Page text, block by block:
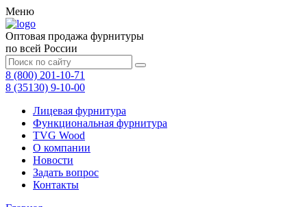
Меню
Оптовая продажа фурнитуры
по всей России
8 (800) 201-10-71
8 (35130) 9-10-00
Лицевая фурнитура
Функциональная фурнитура
TVG Wood
О компании
Новости
Задать вопрос
Контакты